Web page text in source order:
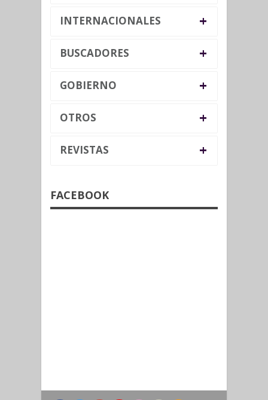
INTERNACIONALES +
BUSCADORES +
GOBIERNO +
OTROS +
REVISTAS +
FACEBOOK